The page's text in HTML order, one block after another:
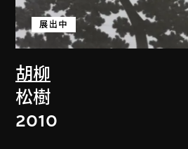
胡柳
展出中
松樹
2010